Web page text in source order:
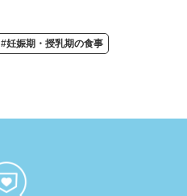
#妊娠期・授乳期の食事